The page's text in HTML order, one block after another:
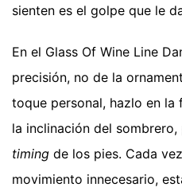
sienten es el golpe que le
En el Glass Of Wine Line
precisión, no de la
toque personal, hazlo en
la inclinación del
timing de los pies. Cada
movimiento innecesario,